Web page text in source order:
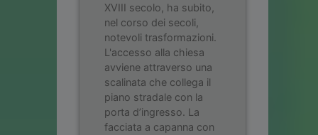
XVIII secolo, ha subito,
nel corso dei secoli,
notevoli trasformazioni.
L'accesso alla chiesa
avviene attraverso una
scalinata che collega il
piano stradale con la
porta d’ingresso. La
facciata a capanna con